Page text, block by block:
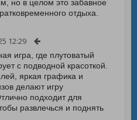
но в целом это забавное
отдыха.
12:29
игра, где плутоватый
с подводной красоткой.
яркая графика и
делают игру
подходит для
развлечься и поднять